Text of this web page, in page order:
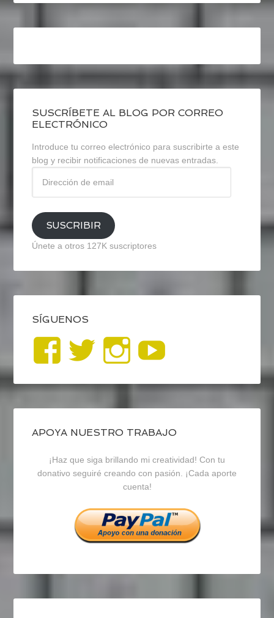
SUSCRÍBETE AL BLOG POR CORREO
ELECTRÓNICO
Introduce tu correo electrónico para suscribirte a este
blog y recibir notificaciones de nuevas entradas.
email
SUSCRIBIR
Únete a otros 127K suscriptores
SÍGUENOS
Ver
perfil
de
blogrecursosep
en
Facebook
Ver
perfil
de
recursosep
en
Twitter
Ver
perfil
de
recursosep
en
Instagram
APOYA NUESTRO TRABAJO
¡Haz que siga brillando mi creatividad! Con tu
donativo seguiré creando con pasión. ¡Cada aporte
cuenta!